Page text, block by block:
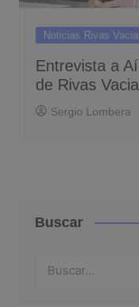
Noticias Rivas
Entrevista a
de Rivas
Sergio Lombera
Buscar